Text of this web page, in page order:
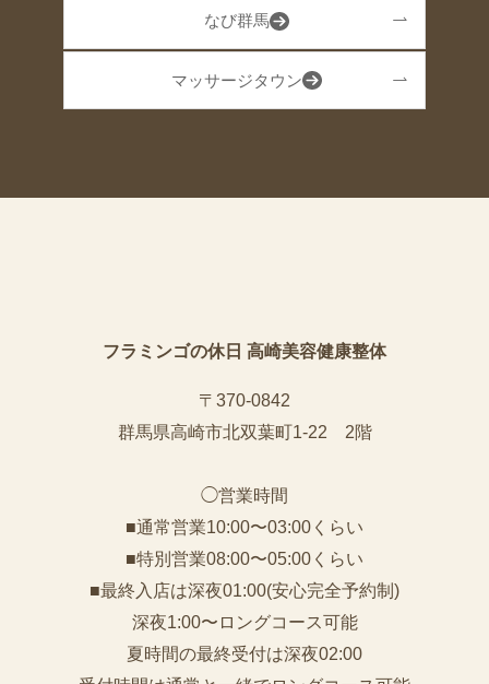
なび群馬
マッサージタウン
フラミンゴの休日 高崎美容健康整体
〒370-0842
群馬県高崎市北双葉町1-22 2階
◯営業時間
■通常営業10:00〜03:00くらい
■特別営業08:00〜05:00くらい
■最終入店は深夜01:00(安心完全予約制)
深夜1:00〜ロングコース可能
夏時間の最終受付は深夜02:00